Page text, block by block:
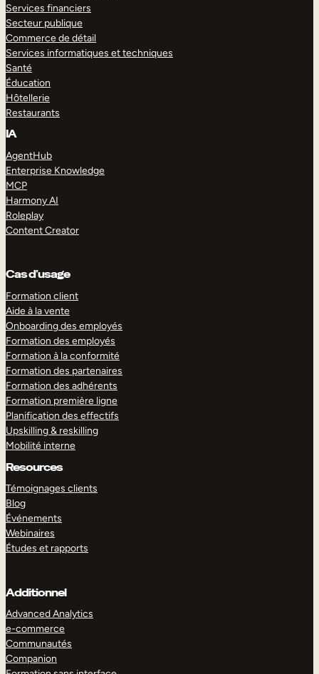
Services financiers
Secteur publique
Commerce de détail
Services informatiques et techniques
Santé
Éducation
Hôtellerie
Restaurants
IA
AgentHub
Enterprise Knowledge
MCP
Harmony AI
Roleplay
Content Creator
Cas d’usage
Formation client
Aide à la vente
Onboarding des employés
Formation des employés
Formation à la conformité
Formation des partenaires
Formation des adhérents
Formation première ligne
Planification des effectifs
Upskilling & reskilling
Mobilité interne
Resources
Témoignages clients
Blog
Événements
Webinaires
Études et rapports
Additionnel
Advanced Analytics
e-commerce
Communautés
Companion